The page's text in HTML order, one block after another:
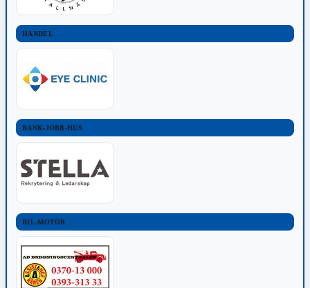
HANDEL
BANK-JOBB-HUS
BIL-MOTOR